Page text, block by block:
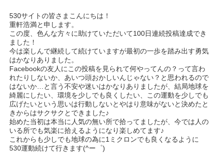
530サイトの皆さまこんにちは！
重軒浩満と申します。
この度、色んな方々に助けていただいて100日連続投稿達成でき
ました！
今は楽しんで継続して続けていますが最初の一歩を踏み出す勇気
はかなりありました。
Facebookの友人にこの投稿を見られて何やってんの？って言わ
れたりしないか、あいつ頭おかしいんじゃない？と思われるので
はないか…と言う不安や迷いはかなりありましたが、結局地球を
綺麗にしたい、環境を少しでも良くしたい、この運動を少しでも
広げたいという思いは行動しないとやはり意味がないと決めたと
きからはサクサクとできました♪
始めた当初は本当に人気の無い所で拾ってましたが、今では人の
いる所でも気楽に拾えるようになり楽しめてます♪
これからも少しでも地球の為に1ミクロンでも良くなるように
530運動続けて行きます(^ー゜)